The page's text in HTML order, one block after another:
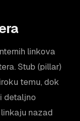
linkova
Stub (pillar)
temu, dok
detaljno
nazad